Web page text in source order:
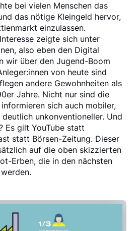
bei vielen Menschen das
das nötige Kleingeld hervor,
einzulassen.
zeigte sich unter
also eben den Digital
wir über den Jugend-Boom
von heute sind
andere Gewohnheiten als
Jahre. Nicht nur sind die
sich auch mobiler,
unkonventioneller. Und
Es gilt YouTube statt
statt Börsen-Zeitung. Dieser
auf die oben skizzierten
Erben, die in den nächsten